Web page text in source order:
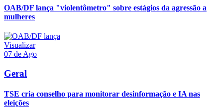
OAB/DF lança "violentômetro" sobre estágios da agressão a
mulheres
Visualizar
07 de Ago
Geral
TSE cria conselho para monitorar desinformação e IA nas
eleições